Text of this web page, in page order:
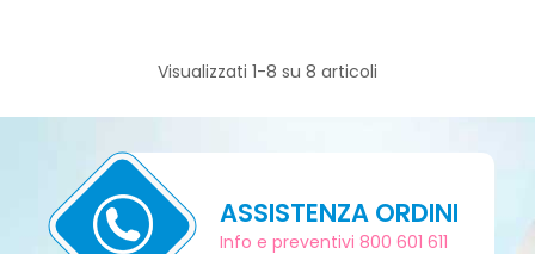
Visualizzati 1-8 su 8 articoli
ASSISTENZA ORDINI
Info e preventivi 800 601 611